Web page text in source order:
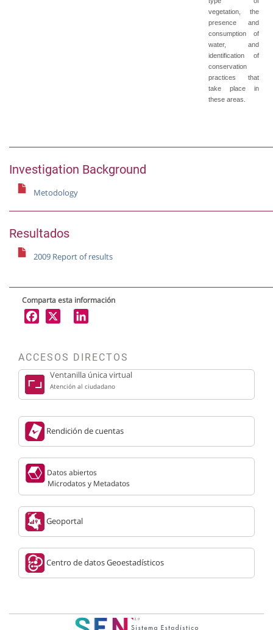
vegetation, the
presence and
consumption of
water, and
identification of
conservation
practices that
take place in
these areas.
Investigation Background
Metodology
Resultados
2009 Report of results
Comparta esta información
X LinkedIn
ACCESOS DIRECTOS
Ventanilla única virtual
Atención al ciudadano
Rendición de cuentas
Datos abiertos
Microdatos y Metadatos
Geoportal
Centro de datos Geoestadísticos